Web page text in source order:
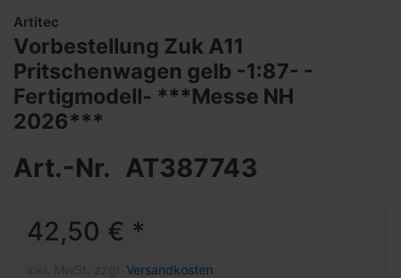
Artitec
Vorbestellung Zuk A11
Pritschenwagen gelb -1:87- -
Fertigmodell- ***Messe NH
2026***
Art.-Nr. AT387743
42,50 € *
Versandkosten